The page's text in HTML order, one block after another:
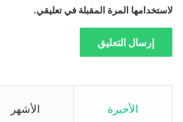
لاستخدامها المرة المقبلة في تعليقي.
الأخيرة الأشهر